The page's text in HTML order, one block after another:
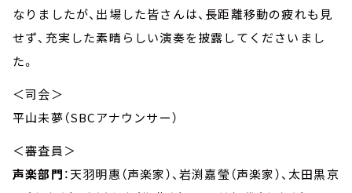
なりましたが、出場した皆さんは、長距離移動の疲れも見
せず、充実した素晴らしい演奏を披露してくださいまし
た。
＜司会＞
平山未夢（SBCアナウンサー）
＜審査員＞
声楽部門：天羽明惠（声楽家）、岩渕嘉瑩（声楽家）、太田黒京